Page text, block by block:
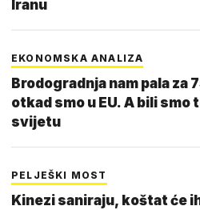
Iranu
EKONOMSKA ANALIZA
Brodogradnja nam pala za
otkad smo u EU. A bili smo
svijetu
PELJEŠKI MOST
Kinezi saniraju, koštat će